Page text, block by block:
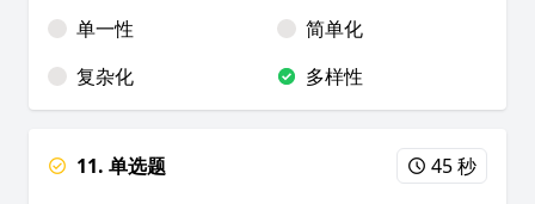
单一性
简单化
复杂化
多样性
11. 单选题 45 秒